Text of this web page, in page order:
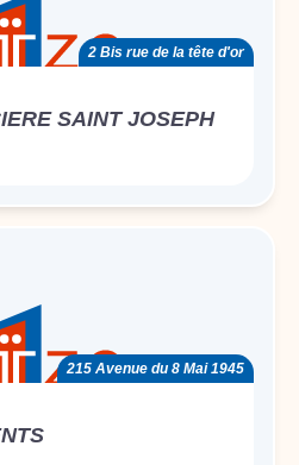
2 Bis rue de la tête d'or
SAINT JOSEPH
215 Avenue du 8 Mai 1945